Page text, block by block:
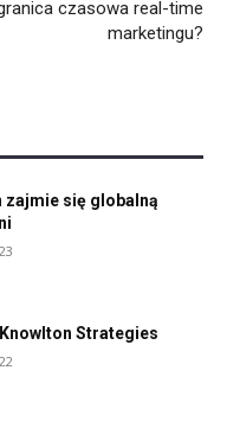
czasowa real-time
marketingu?
zajmie się globalną
Strategies